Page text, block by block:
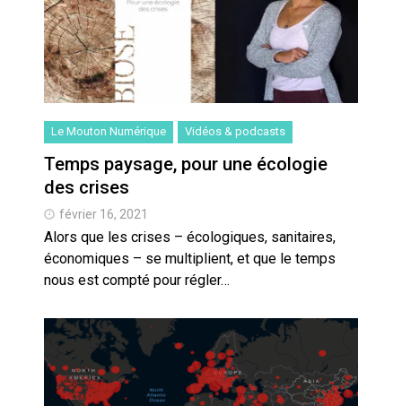
Le Mouton Numérique Vidéos & podcasts
Temps paysage, pour une écologie
des crises
février 16, 2021
Alors que les crises – écologiques, sanitaires,
économiques – se multiplient, et que le temps
nous est compté pour régler…